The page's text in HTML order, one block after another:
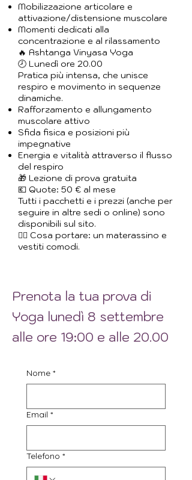
Mobilizzazione articolare e
attivazione/distensione muscolare
Momenti dedicati alla
concentrazione e al rilassamento
🔥 Ashtanga Vinyasa Yoga
🕗 Lunedì ore 20.00
Pratica più intensa, che unisce
respiro e movimento in sequenze
dinamiche.
Rafforzamento e allungamento
muscolare attivo
Sfida fisica e posizioni più
impegnative
Energia e vitalità attraverso il flusso
del respiro
🎁 Lezione di prova gratuita
💶 Quote: 50 € al mese
Tutti i pacchetti e i prezzi (anche per
seguire in altre sedi o online) sono
disponibili sul sito.
🧘‍♀️ Cosa portare: un materassino e
vestiti comodi.
Prenota la tua prova di
Yoga lunedì 8 settembre
alle ore 19:00 e alle 20.00
Nome *
Email *
Telefono *